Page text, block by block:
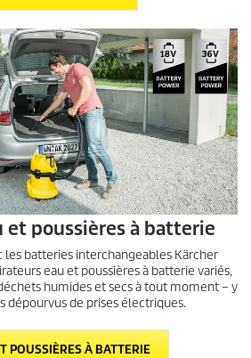
et poussières à batterie
les batteries interchangeables Kärcher
eau et poussières à batterie variés,
humides et secs à tout moment – y
dépourvus de prises électriques.
POUSSIÈRES À BATTERIE